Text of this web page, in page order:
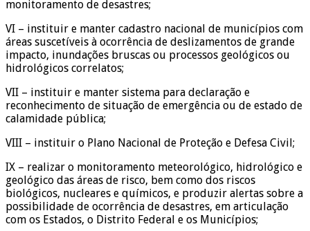
monitoramento de desastres;
VI – instituir e manter cadastro nacional de municípios com
áreas suscetíveis à ocorrência de deslizamentos de grande
impacto, inundações bruscas ou processos geológicos ou
hidrológicos correlatos;
VII – instituir e manter sistema para declaração e
reconhecimento de situação de emergência ou de estado de
calamidade pública;
VIII – instituir o Plano Nacional de Proteção e Defesa Civil;
IX – realizar o monitoramento meteorológico, hidrológico e
geológico das áreas de risco, bem como dos riscos
biológicos, nucleares e químicos, e produzir alertas sobre a
possibilidade de ocorrência de desastres, em articulação
com os Estados, o Distrito Federal e os Municípios;